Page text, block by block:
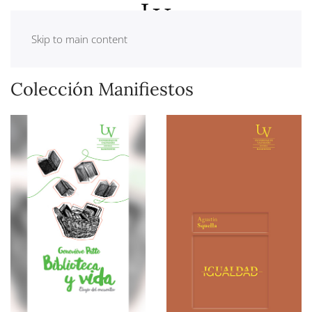
Skip to main content
Colección Manifiestos